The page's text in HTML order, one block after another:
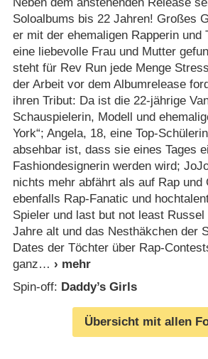
Soloalbums bis 22 Jahren! Großes
er mit der ehemaligen Rapperin und
eine liebevolle Frau und Mutter
steht für Rev Run jede Menge
der Arbeit vor dem Albumrelease
ihren Tribut: Da ist die 22-jährige
Schauspielerin, Modell und
York“; Angela, 18, eine Top-
absehbar ist, dass sie eines Tages
Fashiondesignerin werden wird;
nichts mehr abfährt als auf Rap und
ebenfalls Rap-Fanatic und
Spieler und last but not least
Jahre alt und das Nesthäkchen der
Dates der Töchter über Rap-
ganz
Spin-off: Daddy’s Girls
Übersicht mit allen